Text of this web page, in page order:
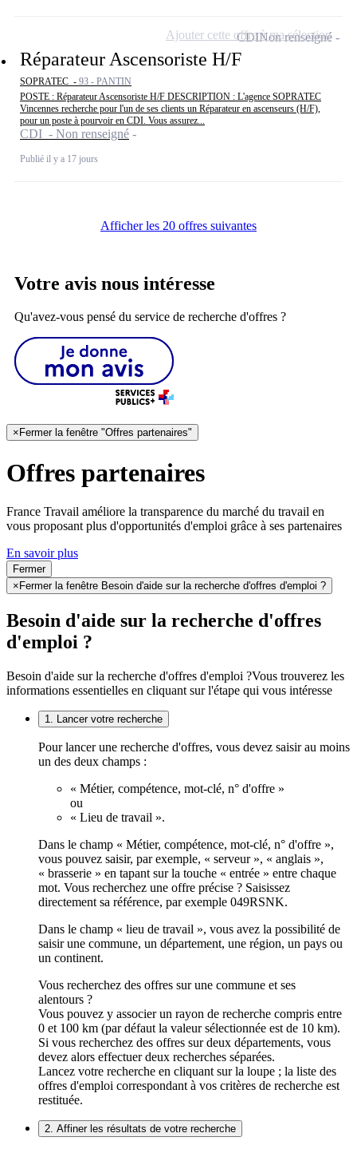
Réparateur Ascensoriste H/F
SOPRATEC - 93 - PANTIN
POSTE : Réparateur Ascensoriste H/F DESCRIPTION : L'agence SOPRATEC
Vincennes recherche pour l'un de ses clients un Réparateur en ascenseurs (H/F),
pour un poste à pourvoir en CDI. Vous assurez...
CDI - Non renseigné
Publié il y a 17 jours
CDINon renseigné
Ajouter cette offre à ma sélection
Afficher les 20 offres suivantes
Votre avis nous intéresse
Qu'avez-vous pensé du service de recherche d'offres ?
× Fermer la fenêtre "Offres partenaires"
Offres partenaires
France Travail améliore la transparence du marché du travail en
vous proposant plus d'opportunités d'emploi grâce à ses partenaires
En savoir plus
Fermer
× Fermer la fenêtre Besoin d'aide sur la recherche d'offres d'emploi ?
Besoin d'aide sur la recherche d'offres
d'emploi ?
Besoin d'aide sur la recherche d'offres d'emploi ?Vous trouverez les
informations essentielles en cliquant sur l'étape qui vous intéresse
1. Lancer votre recherche
Pour lancer une recherche d'offres, vous devez saisir au moins
un des deux champs :
« Métier, compétence, mot-clé, n° d'offre »
ou
« Lieu de travail ».
Dans le champ « Métier, compétence, mot-clé, n° d'offre »,
vous pouvez saisir, par exemple, « serveur », « anglais »,
« brasserie » en tapant sur la touche « entrée » entre chaque
mot. Vous recherchez une offre précise ? Saisissez
directement sa référence, par exemple 049RSNK.
Dans le champ « lieu de travail », vous avez la possibilité de
saisir une commune, un département, une région, un pays ou
un continent.
Vous recherchez des offres sur une commune et ses
alentours ?
Vous pouvez y associer un rayon de recherche compris entre
0 et 100 km (par défaut la valeur sélectionnée est de 10 km).
Si vous recherchez des offres sur deux départements, vous
devez alors effectuer deux recherches séparées.
Lancez votre recherche en cliquant sur la loupe ; la liste des
offres d'emploi correspondant à vos critères de recherche est
restituée.
2. Affiner les résultats de votre recherche